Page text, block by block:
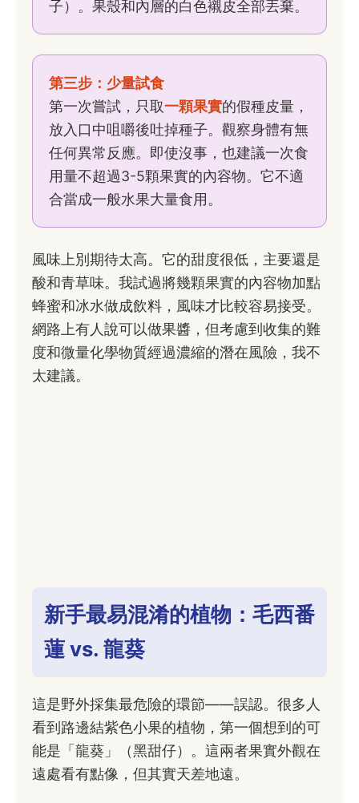
子）。果殼和內層的白色襯皮全部丟棄。
第三步：少量試食
第一次嘗試，只取一顆果實的假種皮量，
放入口中咀嚼後吐掉種子。觀察身體有無
任何異常反應。即使沒事，也建議一次食
用量不超過3-5顆果實的內容物。它不適
合當成一般水果大量食用。
風味上別期待太高。它的甜度很低，主要還是
酸和青草味。我試過將幾顆果實的內容物加點
蜂蜜和冰水做成飲料，風味才比較容易接受。
網路上有人說可以做果醬，但考慮到收集的難
度和微量化學物質經過濃縮的潛在風險，我不
太建議。
新手最易混淆的植物：毛西番
蓮 vs. 龍葵
這是野外採集最危險的環節——誤認。很多人
看到路邊結紫色小果的植物，第一個想到的可
能是「龍葵」（黑甜仔）。這兩者果實外觀在
遠處看有點像，但其實天差地遠。